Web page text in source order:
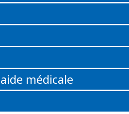
médicale